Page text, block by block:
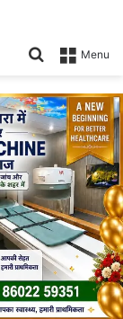
Menu
Search